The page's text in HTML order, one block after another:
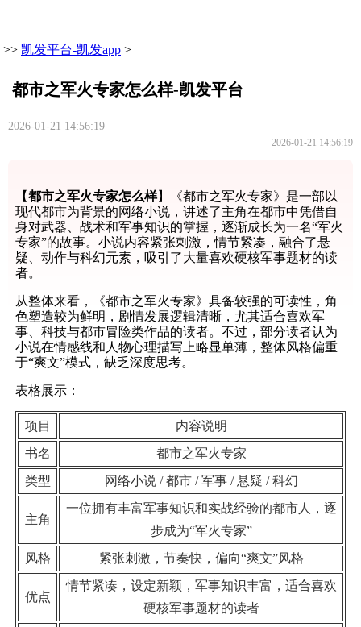
>> 凯发平台-凯发app >
都市之军火专家怎么样-凯发平台
2026-01-21 14:56:19
2026-01-21 14:56:19
【都市之军火专家怎么样】《都市之军火专家》是一部以
现代都市为背景的网络小说，讲述了主角在都市中凭借自
身对武器、战术和军事知识的掌握，逐渐成长为一名“军火
专家”的故事。小说内容紧张刺激，情节紧凑，融合了悬
疑、动作与科幻元素，吸引了大量喜欢硬核军事题材的读
者。
从整体来看，《都市之军火专家》具备较强的可读性，角
色塑造较为鲜明，剧情发展逻辑清晰，尤其适合喜欢军
事、科技与都市冒险类作品的读者。不过，部分读者认为
小说在情感线和人物心理描写上略显单薄，整体风格偏重
于“爽文”模式，缺乏深度思考。
表格展示：
项目
内容说明
书名
都市之军火专家
类型
网络小说 / 都市 / 军事 / 悬疑 / 科幻
主角
一位拥有丰富军事知识和实战经验的都市人，逐
步成为“军火专家”
风格
紧张刺激，节奏快，偏向“爽文”风格
优点
情节紧凑，设定新颖，军事知识丰富，适合喜欢
硬核军事题材的读者